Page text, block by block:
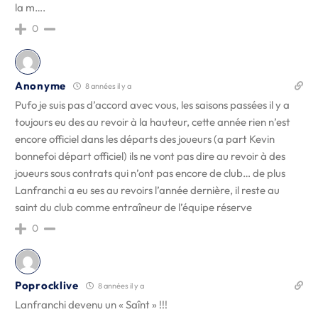
la m….
0
Anonyme 8 années il y a
Pufo je suis pas d’accord avec vous, les saisons passées il y a
toujours eu des au revoir à la hauteur, cette année rien n’est
encore officiel dans les départs des joueurs (a part Kevin
bonnefoi départ officiel) ils ne vont pas dire au revoir à des
joueurs sous contrats qui n’ont pas encore de club… de plus
Lanfranchi a eu ses au revoirs l’année dernière, il reste au
saint du club comme entraîneur de l’équipe réserve
0
Poprocklive 8 années il y a
Lanfranchi devenu un « Saînt » !!!